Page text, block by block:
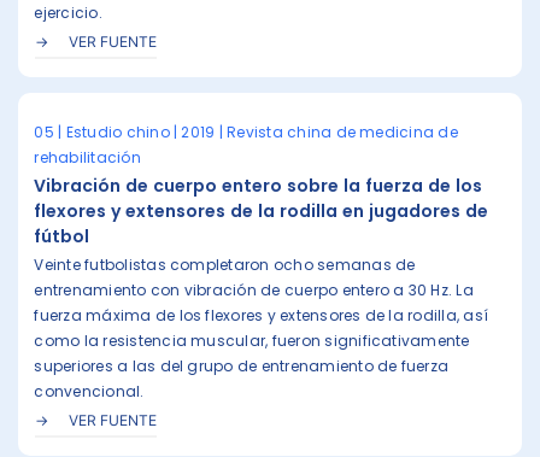
ejercicio.
VER FUENTE
05 | Estudio chino | 2019 | Revista china de medicina de
rehabilitación
Vibración de cuerpo entero sobre la fuerza de los
flexores y extensores de la rodilla en jugadores de
fútbol
Veinte futbolistas completaron ocho semanas de
entrenamiento con vibración de cuerpo entero a 30 Hz. La
fuerza máxima de los flexores y extensores de la rodilla, así
como la resistencia muscular, fueron significativamente
superiores a las del grupo de entrenamiento de fuerza
convencional.
VER FUENTE